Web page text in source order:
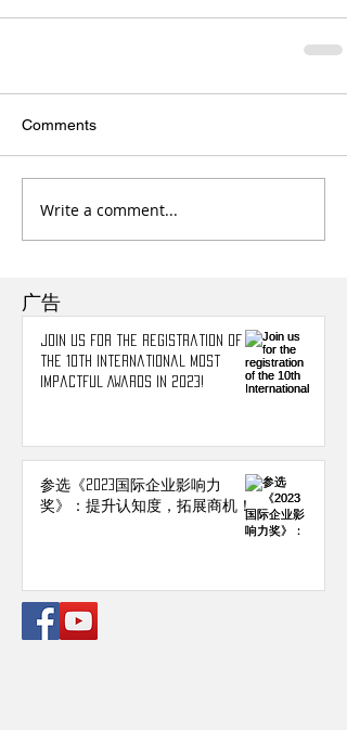
Comments
Write a comment...
广告
Join us for the registration of
the 10th International Most
Impactful Awards in 2023!
参选《2023国际企业影响力
奖》：提升认知度，拓展商机！